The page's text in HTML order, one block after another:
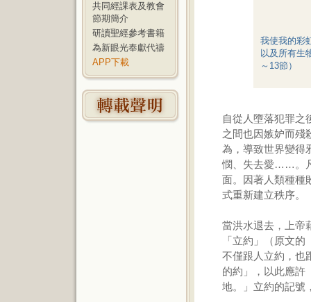
共同經課表及教會
節期簡介
研讀聖經參考書籍
為新眼光奉獻代禱
APP下載
我使我的彩
以及所有生
～13節）
自從人墮落犯罪之
之間也因嫉妒而殘
為，導致世界變得
憫、失去愛……。
面。因著人類種種
式重新建立秩序。
當洪水退去，上帝
「立約」（原文
不僅跟人立約，也
的約」，以此應許
地。」立約的記號